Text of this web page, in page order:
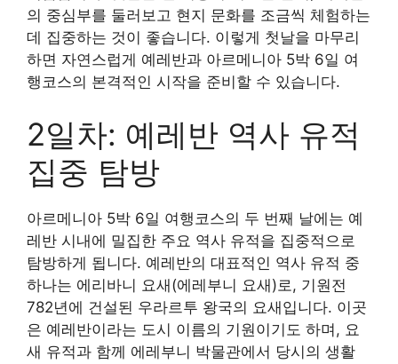
의 중심부를 둘러보고 현지 문화를 조금씩 체험하는
데 집중하는 것이 좋습니다. 이렇게 첫날을 마무리
하면 자연스럽게 예레반과 아르메니아 5박 6일 여
행코스의 본격적인 시작을 준비할 수 있습니다.
2일차: 예레반 역사 유적
집중 탐방
아르메니아 5박 6일 여행코스의 두 번째 날에는 예
레반 시내에 밀집한 주요 역사 유적을 집중적으로
탐방하게 됩니다. 예레반의 대표적인 역사 유적 중
하나는 에리바니 요새(에레부니 요새)로, 기원전
782년에 건설된 우라르투 왕국의 요새입니다. 이곳
은 예레반이라는 도시 이름의 기원이기도 하며, 요
새 유적과 함께 에레부니 박물관에서 당시의 생활